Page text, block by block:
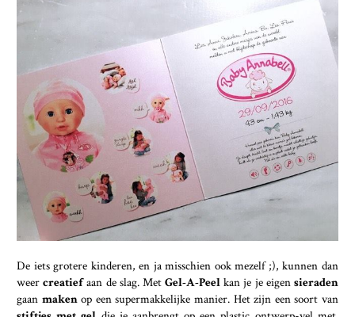
De iets grotere kinderen, en ja misschien ook mezelf ;), kunnen dan
weercreatiefaan de slag. MetGel-A-Peel kan je je eigensieraden
gaan makenop een supermakkelijke manier. Het zijn een soort van